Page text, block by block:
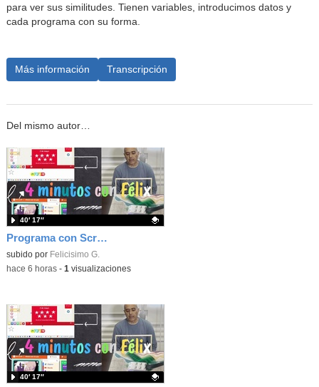
para ver sus similitudes. Tienen variables, introducimos datos y
cada programa con su forma.
Más información Transcripción
Del mismo autor…
Programa con Scratch, 8 diferentes juegos para vivir la emoción de los partidos de España en el mundial 2026
Contenido educativo.
subido por Felicisimo G.
40′ 17″
-hace 6 horas- 1 visualizaciones
40′ 17″